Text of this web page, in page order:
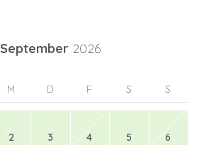
September 2026
M D F S S
2 3 4 5 6